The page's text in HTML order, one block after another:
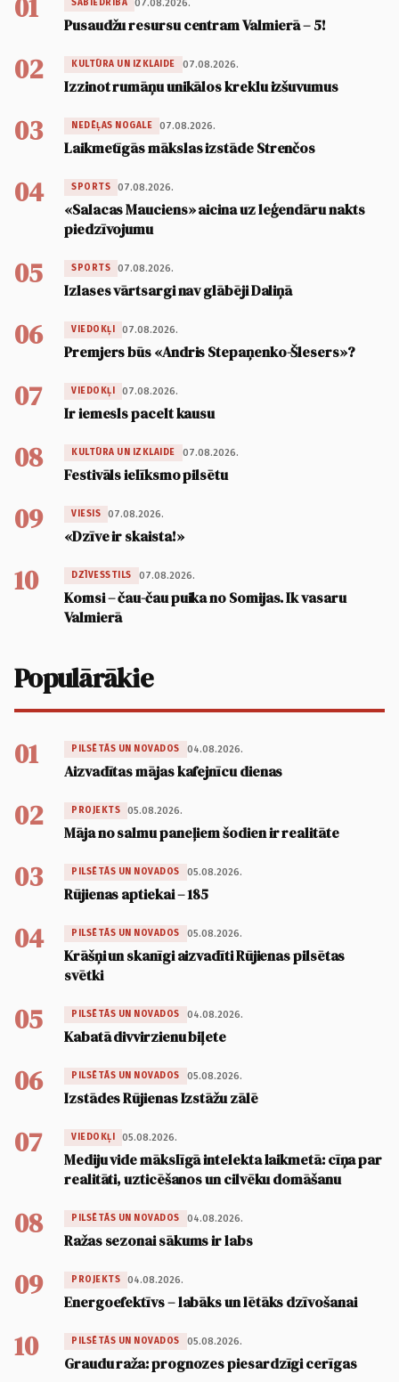
01 SABIEDRĪBA 07.08.2026.
Pusaudžu resursu centram Valmierā – 5!
02 KULTŪRA UN IZKLAIDE 07.08.2026.
Izzinot rumāņu unikālos kreklu izšuvumus
03 NEDĒĻAS NOGALE 07.08.2026.
Laikmetīgās mākslas izstāde Strenčos
04 SPORTS 07.08.2026.
«Salacas Mauciens» aicina uz leģendāru nakts
piedzīvojumu
05 SPORTS 07.08.2026.
Izlases vārtsargi nav glābēji Daliņā
06 VIEDOKĻI 07.08.2026.
Premjers būs «Andris Stepaņenko-Šlesers»?
07 VIEDOKĻI 07.08.2026.
Ir iemesls pacelt kausu
08 KULTŪRA UN IZKLAIDE 07.08.2026.
Festivāls ielīksmo pilsētu
09 VIESIS 07.08.2026.
«Dzīve ir skaista!»
10 DZĪVESSTILS 07.08.2026.
Komsi – čau-čau puika no Somijas. Ik vasaru
Valmierā
Populārākie
01 PILSĒTĀS UN NOVADOS 04.08.2026.
Aizvadītas mājas kafejnīcu dienas
02 PROJEKTS 05.08.2026.
Māja no salmu paneļiem šodien ir realitāte
03 PILSĒTĀS UN NOVADOS 05.08.2026.
Rūjienas aptiekai – 185
04 PILSĒTĀS UN NOVADOS 05.08.2026.
Krāšņi un skanīgi aizvadīti Rūjienas pilsētas
svētki
05 PILSĒTĀS UN NOVADOS 04.08.2026.
Kabatā divvirzienu biļete
06 PILSĒTĀS UN NOVADOS 05.08.2026.
Izstādes Rūjienas Izstāžu zālē
07 VIEDOKĻI 05.08.2026.
Mediju vide mākslīgā intelekta laikmetā: cīņa par
realitāti, uzticēšanos un cilvēku domāšanu
08 PILSĒTĀS UN NOVADOS 04.08.2026.
Ražas sezonai sākums ir labs
09 PROJEKTS 04.08.2026.
Energoefektīvs – labāks un lētāks dzīvošanai
10 PILSĒTĀS UN NOVADOS 05.08.2026.
Graudu raža: prognozes piesardzīgi cerīgas